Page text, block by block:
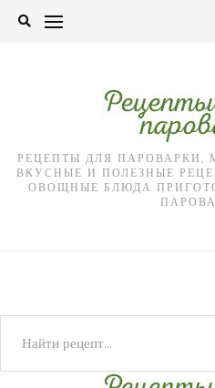
Skip
РЕЦЕПТЫ ДЛЯ ПАРОВАРКИ,
ВКУСНЫЕ И ПОЛЕЗНЫЕ
ОВОЩНЫЕ БЛЮДА